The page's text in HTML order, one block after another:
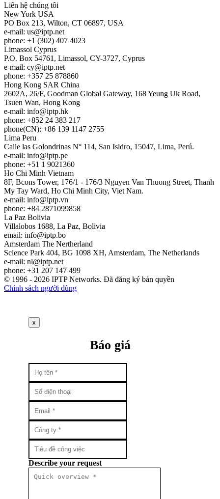
Liên hệ chúng tôi
New York USA
PO Box 213, Wilton, CT 06897, USA
e-mail: us
iptp.net
phone: +1 (302) 407 4023
Limassol Cyprus
P.O. Box 54761, Limassol, CY-3727, Cyprus
e-mail: cy
iptp.net
phone: +357 25 878860
Hong Kong SAR China
2602A, 26/F, Goodman Global Gateway, 168 Yeung Uk Road,
Tsuen Wan, Hong Kong
e-mail: info
iptp.hk
phone: +852 24 383 217
phone(CN): +86 139 1147 2755
Lima Peru
Calle las Golondrinas N° 114, San Isidro, 15047, Lima, Perú.
e-mail: info
iptp.pe
phone: +51 1 9021360
Ho Chi Minh Vietnam
8F, Bcons Tower, 176/1 - 176/3 Nguyen Van Thuong Street, Thanh
My Tay Ward, Ho Chi Minh City, Viet Nam.
e-mail: info
iptp.vn
phone: +84 2871099858
La Paz Bolivia
Villalobos 1688, La Paz, Bolivia
email: info
iptp.bo
Amsterdam The Nertherland
Science Park 404, BG 1098 XH, Amsterdam, The Netherlands
e-mail: nl
iptp.net
phone: +31 207 147 499
© 1996 - 2026 IPTP Networks. Đã đăng ký bản quyền
Chính sách người dùng
x
Báo giá
Describe your request